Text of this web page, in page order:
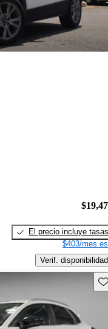
El precio incluye tasas
$403/mes
Verif. disponibilidad